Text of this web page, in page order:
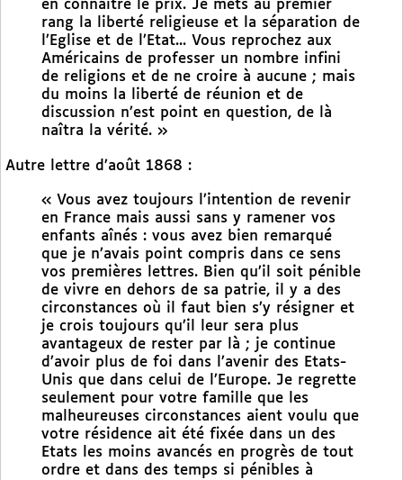
en connaître le prix. Je mets au premier
rang la liberté religieuse et la séparation de
l’Eglise et de l’Etat... Vous reprochez aux
Américains de professer un nombre infini
de religions et de ne croire à aucune ; mais
du moins la liberté de réunion et de
discussion n’est point en question, de là
naîtra la vérité. »
Autre lettre d’août 1868 :
« Vous avez toujours l’intention de revenir
en France mais aussi sans y ramener vos
enfants aînés : vous avez bien remarqué
que je n’avais point compris dans ce sens
vos premières lettres. Bien qu’il soit pénible
de vivre en dehors de sa patrie, il y a des
circonstances où il faut bien s’y résigner et
je crois toujours qu’il leur sera plus
avantageux de rester par là ; je continue
d’avoir plus de foi dans l’avenir des Etats-
Unis que dans celui de l’Europe. Je regrette
seulement pour votre famille que les
malheureuses circonstances aient voulu que
votre résidence ait été fixée dans un des
Etats les moins avancés en progrès de tout
ordre et dans des temps si pénibles à